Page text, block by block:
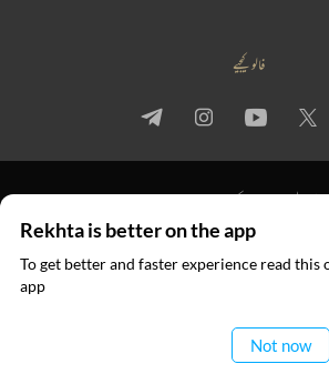
فالو کیجیے
© 2026 Rekhta™ Foundation. All rights
Rekhta is better on the app
To get better and faster experience read this
app
Not now